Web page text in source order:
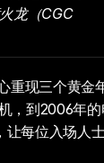
龙（CGC
重现三个黄金
到2006年
每位入场人